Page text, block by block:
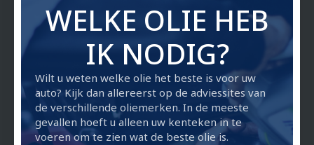
WELKE OLIE HEB
IK NODIG?
Wilt u weten welke olie het beste is voor uw
auto? Kijk dan allereerst op de adviessites van
de verschillende oliemerken. In de meeste
gevallen hoeft u alleen uw kenteken in te
voeren om te zien wat de beste olie is.